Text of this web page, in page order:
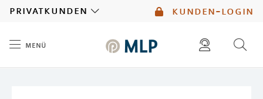
kunden-login
privatkunden
menü